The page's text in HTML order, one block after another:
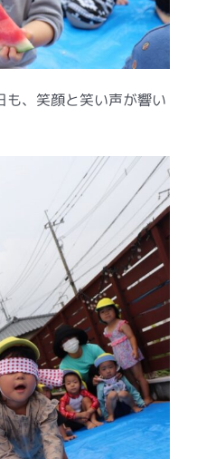
も、笑顔と笑い声が響い